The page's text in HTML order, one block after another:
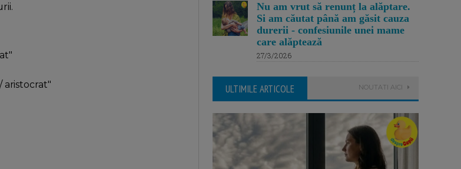
aristocrat"
Nu am vrut să renunț la alăptare.
Si am căutat până am găsit cauza
durerii - confesiunile unei mame
care alăptează
27/3/2026
ULTIMILE ARTICOLE NOUTATI AICI